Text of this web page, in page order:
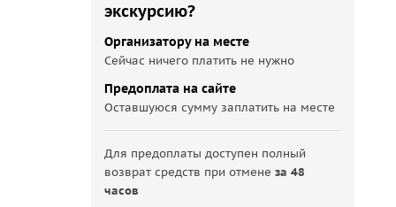
экскурсию?
Организатору на месте
Сейчас ничего платить не нужно
Предоплата на сайте
Оставшуюся сумму заплатить на месте
Для предоплаты доступен полный
возврат средств при отменеза 48
часов